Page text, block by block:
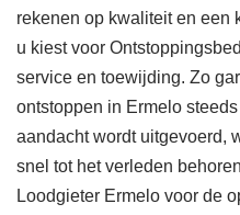
rekenen op kwaliteit en een
u kiest voor
service en toewijding. Zo
ontstoppen in Ermelo
aandacht wordt uitgevoerd,
snel tot het verleden
Loodgieter Ermelo voor de